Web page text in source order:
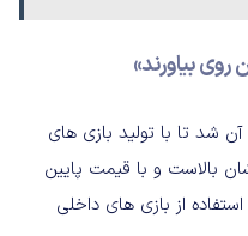
روی بیاورند»
آن شد تا با تولید بازی های
بالاست و با قیمت پایین
از بازی های داخلی